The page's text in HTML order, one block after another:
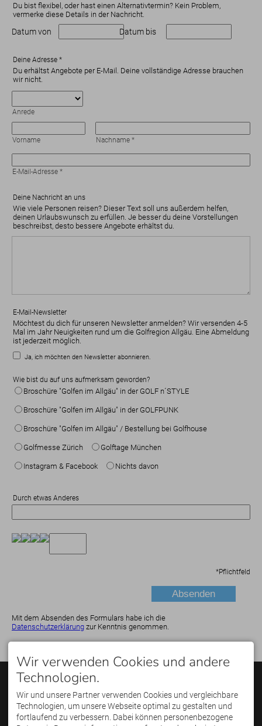
Du bist flexibel, oder hast einen Alternativtermin? Kein Problem,
vermerke diese Details in der Nachricht.
Datum von Datum bis
Deine Adresse *
Du erhältst Angebote per E-Mail. Deine vollständige Adresse brauchen
wir nicht.
Anrede
Vorname Nachname *
E-Mail-Adresse *
Deine Nachricht an uns
Wie viele Personen reisen? Dieser Text soll uns außerdem helfen,
deinen Urlaubswunsch zu erfüllen. Je besser du deine Vorstellungen
beschreibst, desto bessere Angebote erhältst du.
E-Mail-Newsletter
Möchtest du dich für unseren Newsletter anmelden? Wir versenden 4-5
Mal im Jahr Neuigkeiten rund um die Golfregion Allgäu. Eine Abmeldung
ist jederzeit möglich.
Ja, ich möchten den Newsletter abonnieren.
Wie bist du auf uns aufmerksam geworden?
Broschüre "Golfen im Allgäu" in der GOLF n´STYLE
Broschüre "Golfen im Allgäu" in der GOLFPUNK
Broschüre "Golfen im Allgäu" / Bestellung bei Golfhouse
Golfmesse Zürich Golftage München
Instagram & Facebook Nichts davon
Durch etwas Anderes
*Pflichtfeld
Mit dem Absenden des Formulars habe ich die
Datenschutzerklärung zur Kenntnis genommen.
KONTAKT
Poststraße 15
87561 Oberstdorf
Telefon: +49(0)8322 /
Wir verwenden Cookies und andere
Technologien.
Wir und unsere Partner verwenden Cookies und vergleichbare
Technologien, um unsere Webseite optimal zu gestalten und
fortlaufend zu verbessern. Dabei können personenbezogene